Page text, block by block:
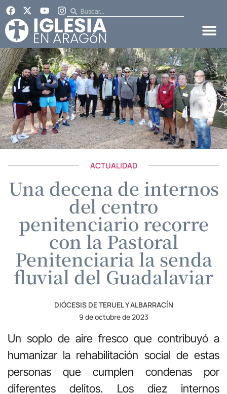
ACTUALIDAD
Una decena de internos
del centro
penitenciario recorre
con la Pastoral
Penitenciaria la senda
fluvial del Guadalaviar
DIÓCESIS DE TERUEL Y ALBARRACÍN
9 de octubre de 2023
Un soplo de aire fresco que contribuyó a
humanizar la rehabilitación social de estas
personas que cumplen condenas por
diferentes delitos. Los diez internos